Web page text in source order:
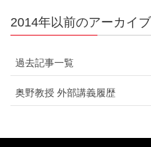
2014年以前のアーカイブ
過去記事一覧
奥野教授 外部講義履歴